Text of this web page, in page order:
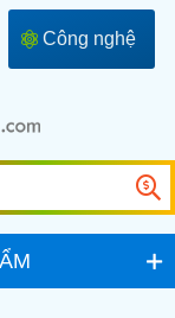
Công nghệ